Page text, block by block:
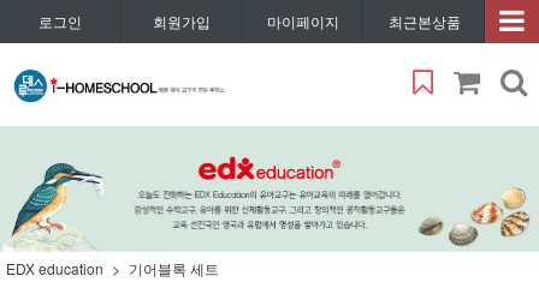
로그인 회원가입 마이페이지 최근본상품
EDX education 기어블록 세트